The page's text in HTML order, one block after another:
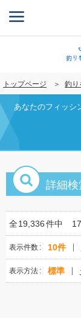
ン
に
移
動
釣り
トップページ 釣り
あなたのフィッシ
詳細検
全19,336件中
表示件数 10件
表示方法 標準